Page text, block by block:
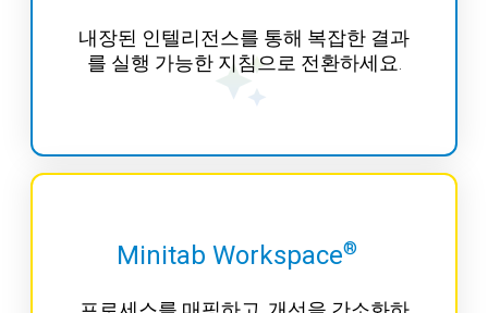
내장된 인텔리전스를 통해 복잡한 결과
를 실행 가능한 지침으로 전환하세요.
Minitab Workspace®